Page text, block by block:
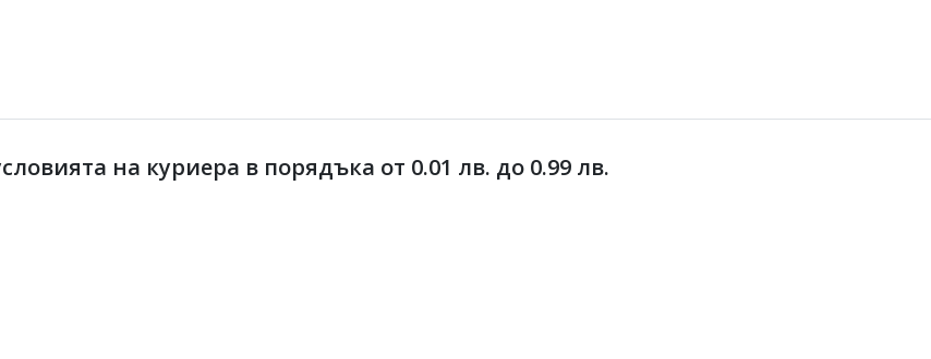
на куриера в порядъка от 0.01 лв. до 0.99 лв.